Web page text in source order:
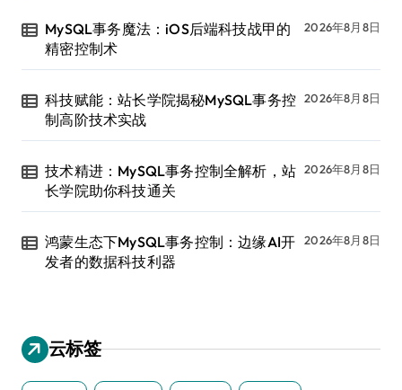
MySQL事务魔法：iOS后端科技战甲的
精密控制术
2026年8月8日
科技赋能：站长学院揭秘MySQL事务控
制高阶技术实战
2026年8月8日
技术精进：MySQL事务控制全解析，站
长学院助你科技通关
2026年8月8日
鸿蒙生态下MySQL事务控制：边缘AI开
发者的数据科技利器
2026年8月8日
云标签